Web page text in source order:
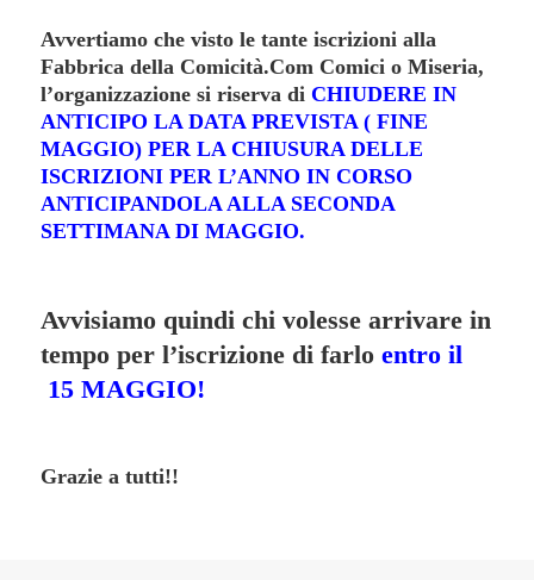
Avvertiamo che visto le tante iscrizioni alla
Fabbrica della Comicità.Com Comici o Miseria,
l’organizzazione si riserva diCHIUDERE IN
ANTICIPO LA DATA PREVISTA ( FINE
MAGGIO) PER LA CHIUSURA DELLE
ISCRIZIONI PER L’ANNO IN CORSO
ANTICIPANDOLA ALLA SECONDA
SETTIMANA DI MAGGIO.
Avvisiamo quindi chi volesse arrivare in
tempo per l’iscrizione di farloentro il
15 MAGGIO!
Grazie a tutti!!